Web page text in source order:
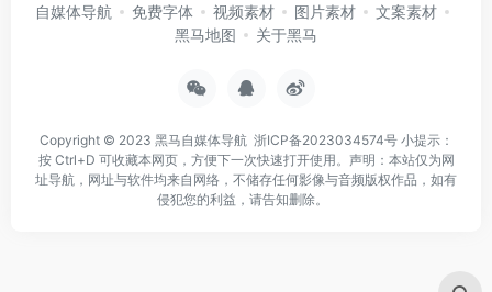
自媒体导航
免费字体 视频素材 图片素材
文案素材
黑马地图
关于黑马
Copyright © 2023 黑马自媒体导航 浙ICP备2023034574号小提示：
按 Ctrl+D 可收藏本网页，方便下一次快速打开使用。声明：本站仅为网
址导航，网址与软件均来自网络，不储存任何影像与音频版权作品，如有
侵犯您的利益，请告知删除。